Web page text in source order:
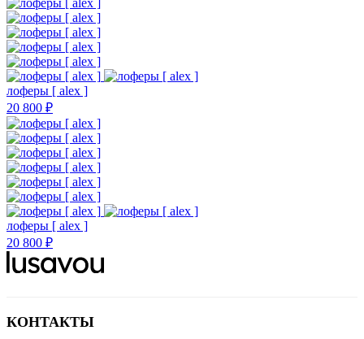
лоферы [ alex ]
20 800 ₽
лоферы [ alex ]
20 800 ₽
КОНТАКТЫ